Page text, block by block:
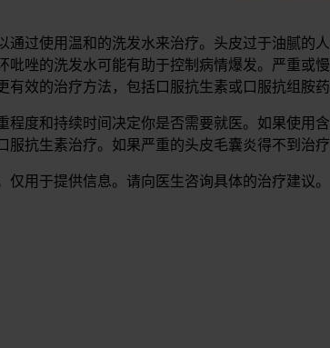
通过使用温和的洗发水来治疗。头皮过于油腻的
吡唑的洗发水可能有助于控制病情爆发。严重或
有效的治疗方法，包括口服抗生素或口服抗组胺药
程度和持续时间决定你是否需要就医。如果使用
服抗生素治疗。如果严重的头皮毛囊炎得不到治
仅用于提供信息。请向医生咨询具体的治疗建议。